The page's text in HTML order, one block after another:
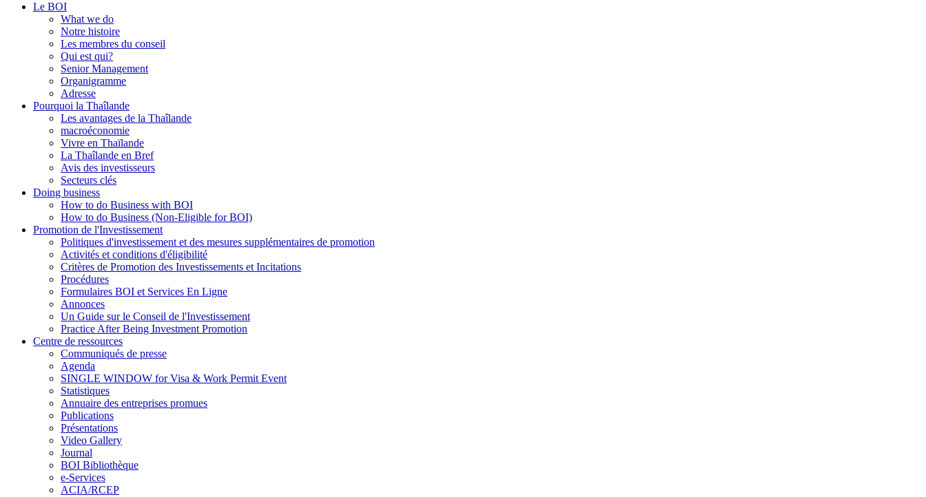
Le BOI
What we do
Notre histoire
Les membres du conseil
Qui est qui?
Senior Management
Organigramme
Adresse
Pourquoi la Thaîlande
Les avantages de la Thaîlande
macroéconomie
Vivre en Thaïlande
La Thaîlande en Bref
Avis des investisseurs
Secteurs clés
Doing business
How to do Business with BOI
How to do Business (Non-Eligible for BOI)
Promotion de l'Investissement
Politiques d'investissement et des mesures supplémentaires de promotion
Activités et conditions d'éligibilité
Critères de Promotion des Investissements et Incitations
Procédures
Formulaires BOI et Services En Ligne
Annonces
Un Guide sur le Conseil de l'Investissement
Practice After Being Investment Promotion
Centre de ressources
Communiqués de presse
Agenda
SINGLE WINDOW for Visa & Work Permit Event
Statistiques
Annuaire des entreprises promues
Publications
Présentations
Video Gallery
Journal
BOI Bibliothèque
e-Services
ACIA/RCEP